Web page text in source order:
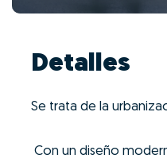
Detalles
Se trata de la
Con un diseño